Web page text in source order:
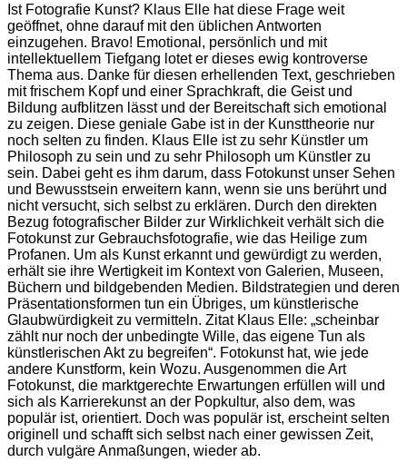
Ist Fotografie Kunst? Klaus Elle hat diese Frage weit
geöffnet, ohne darauf mit den üblichen Antworten
einzugehen. Bravo! Emotional, persönlich und mit
intellektuellem Tiefgang lotet er dieses ewig kontroverse
Thema aus. Danke für diesen erhellenden Text, geschrieben
mit frischem Kopf und einer Sprachkraft, die Geist und
Bildung aufblitzen lässt und der Bereitschaft sich emotional
zu zeigen. Diese geniale Gabe ist in der Kunsttheorie nur
noch selten zu finden. Klaus Elle ist zu sehr Künstler um
Philosoph zu sein und zu sehr Philosoph um Künstler zu
sein. Dabei geht es ihm darum, dass Fotokunst unser Sehen
und Bewusstsein erweitern kann, wenn sie uns berührt und
nicht versucht, sich selbst zu erklären. Durch den direkten
Bezug fotografischer Bilder zur Wirklichkeit verhält sich die
Fotokunst zur Gebrauchsfotografie, wie das Heilige zum
Profanen. Um als Kunst erkannt und gewürdigt zu werden,
erhält sie ihre Wertigkeit im Kontext von Galerien, Museen,
Büchern und bildgebenden Medien. Bildstrategien und deren
Präsentationsformen tun ein Übriges, um künstlerische
Glaubwürdigkeit zu vermitteln. Zitat Klaus Elle: „scheinbar
zählt nur noch der unbedingte Wille, das eigene Tun als
künstlerischen Akt zu begreifen“. Fotokunst hat, wie jede
andere Kunstform, kein Wozu. Ausgenommen die Art
Fotokunst, die marktgerechte Erwartungen erfüllen will und
sich als Karrierekunst an der Popkultur, also dem, was
populär ist, orientiert. Doch was populär ist, erscheint selten
originell und schafft sich selbst nach einer gewissen Zeit,
durch vulgäre Anmaßungen, wieder ab.